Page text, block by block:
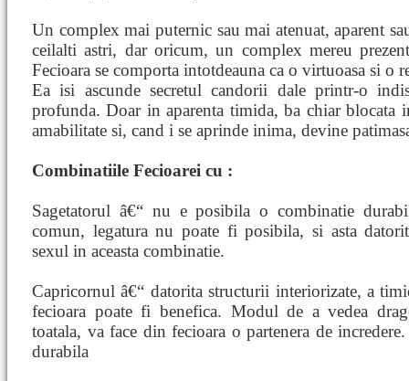
Un complex mai puternic sau mai atenuat, aparent
ceilalti astri, dar oricum, un complex mereu
Fecioara se comporta intotdeauna ca o virtuoasa si o
Ea isi ascunde secretul candorii dale printr-o
profunda. Doar in aparenta timida, ba chiar blocata
amabilitate si, cand i se aprinde inima, devine
Combinatiile Fecioarei cu :
Sagetatorul â€“ nu e posibila o combinatie
comun, legatura nu poate fi posibila, si asta
sexul in aceasta combinatie.
Capricornul â€“ datorita structurii interiorizate, a
fecioara poate fi benefica. Modul de a vedea
toatala, va face din fecioara o partenera de
durabila